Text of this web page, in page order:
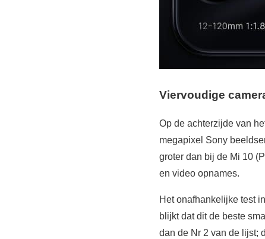
Viervoudige
Op de achterzijde van
megapixel Sony
groter dan bij de Mi 10
en video opnames.
Het onafhankelijke test
blijkt dat dit de beste
dan de Nr 2 van de lijst;